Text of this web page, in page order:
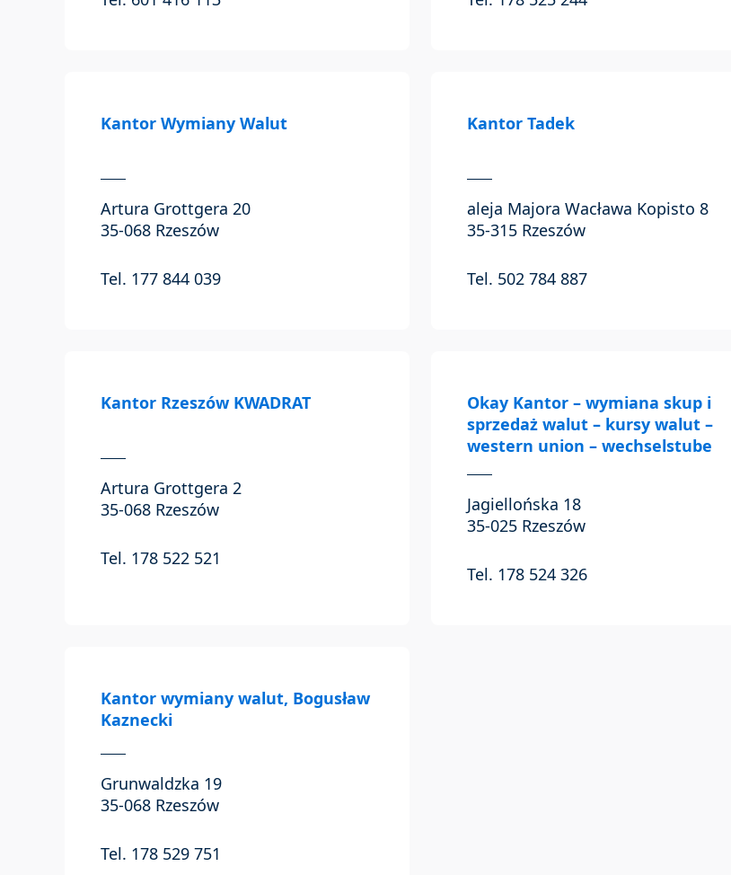
Kantor Wymiany Walut
Artura Grottgera 20
35-068 Rzeszów
Tel. 177 844 039
Kantor Tadek
aleja Majora Wacława Kopisto 8
35-315 Rzeszów
Tel. 502 784 887
Kantor Rzeszów KWADRAT
Artura Grottgera 2
35-068 Rzeszów
Tel. 178 522 521
Okay Kantor – wymiana skup i
sprzedaż walut – kursy walut –
western union – wechselstube
Jagiellońska 18
35-025 Rzeszów
Tel. 178 524 326
Kantor wymiany walut, Bogusław
Kaznecki
Grunwaldzka 19
35-068 Rzeszów
Tel. 178 529 751